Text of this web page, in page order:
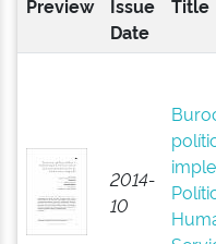
Preview
Issue
Date
Title
2014-
10